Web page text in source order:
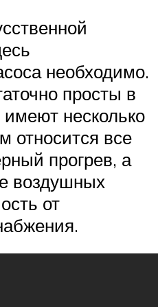
необходимо.
просты в
имеют несколько
относится все
прогрев, а
воздушных
от